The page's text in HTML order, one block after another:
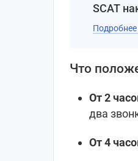
SCAT
Подробнее
Что
От 2
два
От 4